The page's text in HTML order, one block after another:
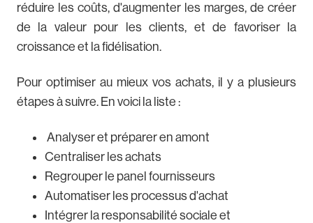
réduire les coûts, d'augmenter les marges, de créer
de la valeur pour les clients, et de favoriser la
croissance et la fidélisation.
Pour optimiser au mieux vos achats, il y a plusieurs
étapes à suivre. En voici la liste :
Analyser et préparer en amont
Centraliser les achats
Regrouper le panel fournisseurs
Automatiser les processus d'achat
Intégrer la responsabilité sociale et